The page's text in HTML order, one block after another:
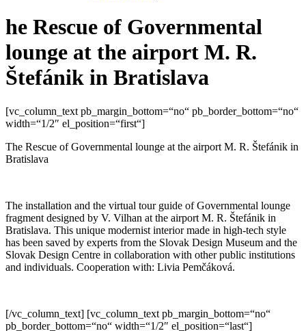
he Rescue of Governmental
lounge at the airport M. R.
Štefánik in Bratislava
[vc_column_text pb_margin_bottom=“no“ pb_border_bottom=“no“
width=“1/2″ el_position=“first“]
The Rescue of Governmental lounge at the airport M. R. Štefánik in
Bratislava
The installation and the virtual tour guide of Governmental lounge
fragment designed by V. Vilhan at the airport M. R. Štefánik in
Bratislava. This unique modernist interior made in high-tech style
has been saved by experts from the Slovak Design Museum and the
Slovak Design Centre in collaboration with other public institutions
and individuals. Cooperation with: Livia Pemčáková.
[/vc_column_text] [vc_column_text pb_margin_bottom=“no“
pb_border_bottom=“no“ width=“1/2″ el_position=“last“]